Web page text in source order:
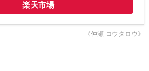
楽天市場
《仲瀬 コウタロウ》